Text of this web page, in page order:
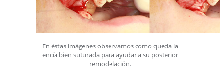
En éstas imágenes observamos como queda la
encía bien suturada para ayudar a su posterior
remodelación.